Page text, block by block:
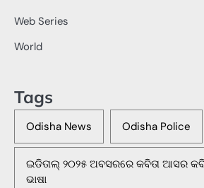
Web Series
World
Tags
Odisha News Odisha Police
ଇଡିତାଲ୍ ୨୦୨୫ ଅବସରରେ କବିତା ଆସର କବି
ଭାଷା